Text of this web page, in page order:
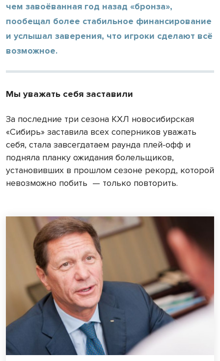
чем завоёванная год назад «бронза»,
пообещал более стабильное финансирование
и услышал заверения, что игроки сделают всё
возможное.
Мы уважать себя заставили
За последние три сезона КХЛ новосибирская
«Сибирь» заставила всех соперников уважать
себя, стала завсегдатаем раунда плей-офф и
подняла планку ожидания болельщиков,
установивших в прошлом сезоне рекорд, которой
невозможно побить — только повторить.